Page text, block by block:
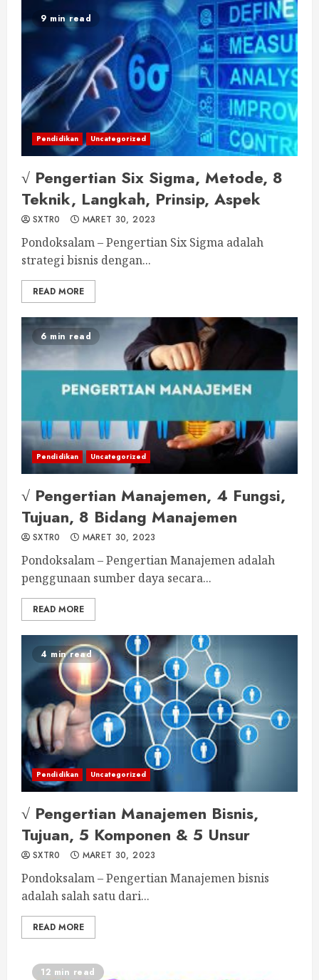
9 min read
Pendidikan Uncategorized
√ Pengertian Six Sigma, Metode, 8
Teknik, Langkah, Prinsip, Aspek
SXTR0 MARET 30, 2023
Pondoksalam – Pengertian Six Sigma adalah
strategi bisnis dengan...
READ MORE
6 min read
Pendidikan Uncategorized
√ Pengertian Manajemen, 4 Fungsi,
Tujuan, 8 Bidang Manajemen
SXTR0 MARET 30, 2023
Pondoksalam – Pengertian Manajemen adalah
penggunaan sumber daya secara...
READ MORE
4 min read
Pendidikan Uncategorized
√ Pengertian Manajemen Bisnis,
Tujuan, 5 Komponen & 5 Unsur
SXTR0 MARET 30, 2023
Pondoksalam – Pengertian Manajemen bisnis
adalah salah satu dari...
READ MORE
12 min read